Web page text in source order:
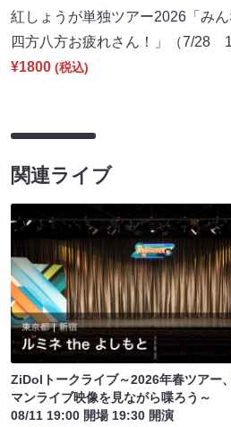
紅しょうが単独ツアー2026「みん
四方八方お疲れさん！」（7/28
¥1800 (税込)
関連ライブ
ZiDolトークライブ～2026年春ツアー
マンライブ映像を見ながら喋ろう～
08/11 19:00 開場 19:30 開演